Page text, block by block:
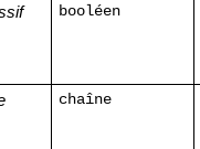
booléen
chaîne